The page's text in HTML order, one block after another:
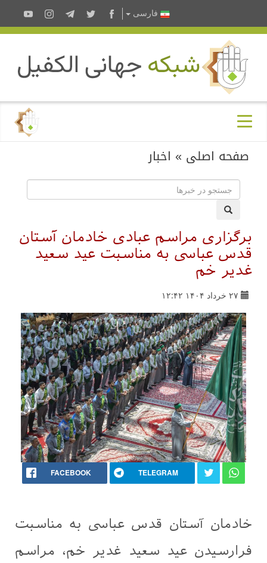
فارسى
صفحه اصلی » اخبار
برگزاری مراسم عبادی خادمان آستان
قدس عباسی به مناسبت عید سعید
غدیر خم
۲۷ خرداد ۱۴۰۴ ۱۲:۴۲
FACEBOOK TELEGRAM
خادمان آستان قدس عباسی به مناسبت
فرارسیدن عید سعید غدیر خم، مراسم